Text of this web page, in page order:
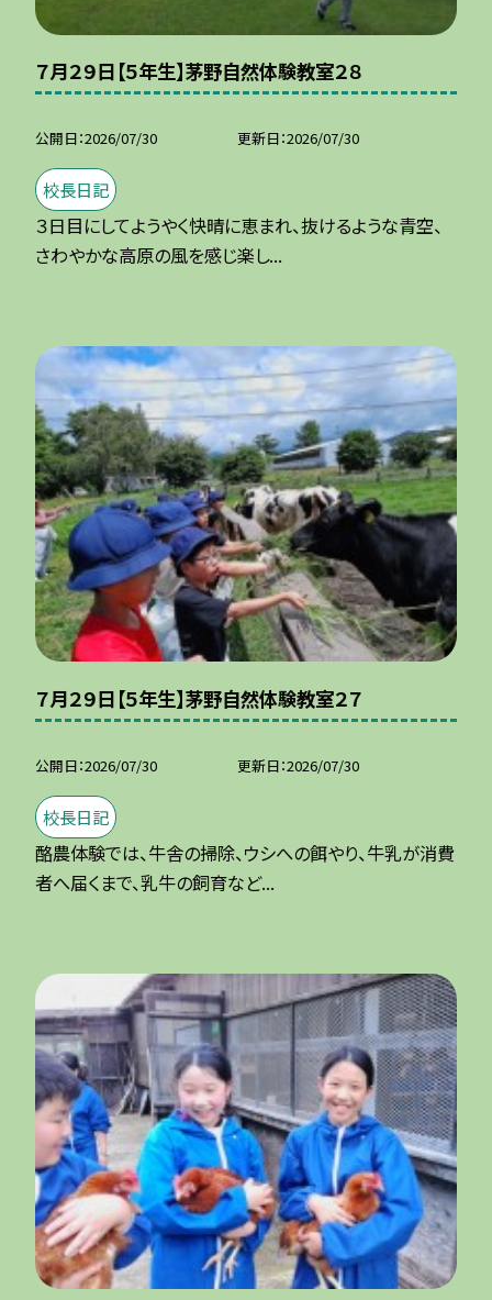
７月２９日【５年生】茅野自然体験教室２８
公開日 2026/07/30 更新日 2026/07/30
校長日記
３日目にしてようやく快晴に恵まれ、抜けるような青空、
さわやかな高原の風を感じ楽し...
７月２９日【５年生】茅野自然体験教室２７
公開日 2026/07/30 更新日 2026/07/30
校長日記
酪農体験では、牛舎の掃除、ウシへの餌やり、牛乳が消費
者へ届くまで、乳牛の飼育など...